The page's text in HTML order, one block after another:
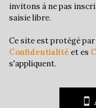
Maisons
Familles avec 3
invitons à ne pas
saisie libre.
Ce site est protégé par
Confidentialité et es
s'appliquent.